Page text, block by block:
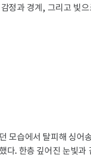
정과 경계, 그리고 빛
모습에서 탈피해 싱어
다. 한층 깊어진 눈빛